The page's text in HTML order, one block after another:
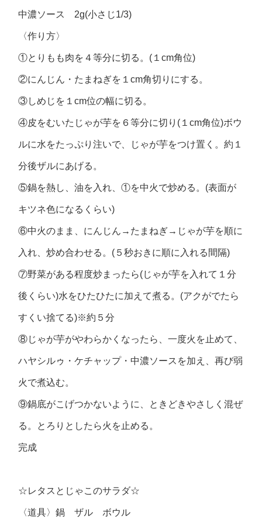
中濃ソース 2g(小さじ1/3)
〈作り方〉
①とりもも肉を４等分に切る。(１cm角位)
②にんじん・たまねぎを１cm角切りにする。
③しめじを１cm位の幅に切る。
④皮をむいたじゃが芋を６等分に切り(１cm角位)ボウ
ルに水をたっぷり注いで、じゃが芋をつけ置く。約１
分後ザルにあげる。
⑤鍋を熱し、油を入れ、①を中火で炒める。(表面が
キツネ色になるくらい)
⑥中火のまま、にんじん→たまねぎ→じゃが芋を順に
入れ、炒め合わせる。(５秒おきに順に入れる間隔)
⑦野菜がある程度炒まったら(じゃが芋を入れて１分
後くらい)水をひたひたに加えて煮る。(アクがでたら
すくい捨てる)※約５分
⑧じゃが芋がやわらかくなったら、一度火を止めて、
ハヤシルゥ・ケチャップ・中濃ソースを加え、再び弱
火で煮込む。
⑨鍋底がこげつかないように、ときどきやさしく混ぜ
る。とろりとしたら火を止める。
完成
☆レタスとじゃこのサラダ☆
〈道具〉鍋 ザル ボウル